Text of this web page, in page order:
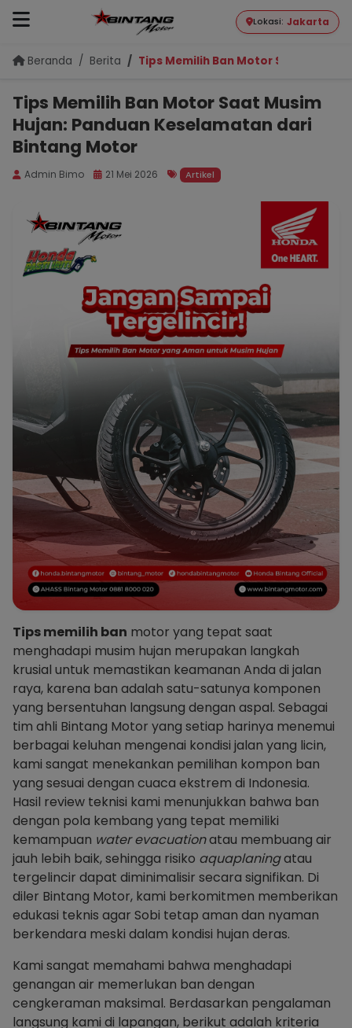
Lokasi: Jakarta
Beranda Berita Tips Memilih Ban Motor Saat
Tips Memilih Ban Motor Saat Musim
Hujan: Panduan Keselamatan dari
Bintang Motor
Admin Bimo 21 Mei 2026 Artikel
Tips memilih ban motor yang tepat saat
menghadapi musim hujan merupakan langkah
krusial untuk memastikan keamanan Anda di jalan
raya, karena ban adalah satu-satunya komponen
yang bersentuhan langsung dengan aspal. Sebagai
tim ahli Bintang Motor yang setiap harinya menemui
berbagai keluhan mengenai kondisi jalan yang licin,
kami sangat menekankan pemilihan kompon ban
yang sesuai dengan cuaca ekstrem di Indonesia.
Hasil review teknisi kami menunjukkan bahwa ban
dengan pola kembang yang tepat memiliki
kemampuan water evacuationatau membuang air
jauh lebih baik, sehingga risiko aquaplaningatau
tergelincir dapat diminimalisir secara signifikan. Di
diler Bintang Motor, kami berkomitmen memberikan
edukasi teknis agar Sobi tetap aman dan nyaman
berkendara meski dalam kondisi hujan deras.
Kami sangat memahami bahwa menghadapi
genangan air memerlukan ban dengan
cengkeraman maksimal. Berdasarkan pengalaman
langsung kami di lapangan, berikut adalah kriteria